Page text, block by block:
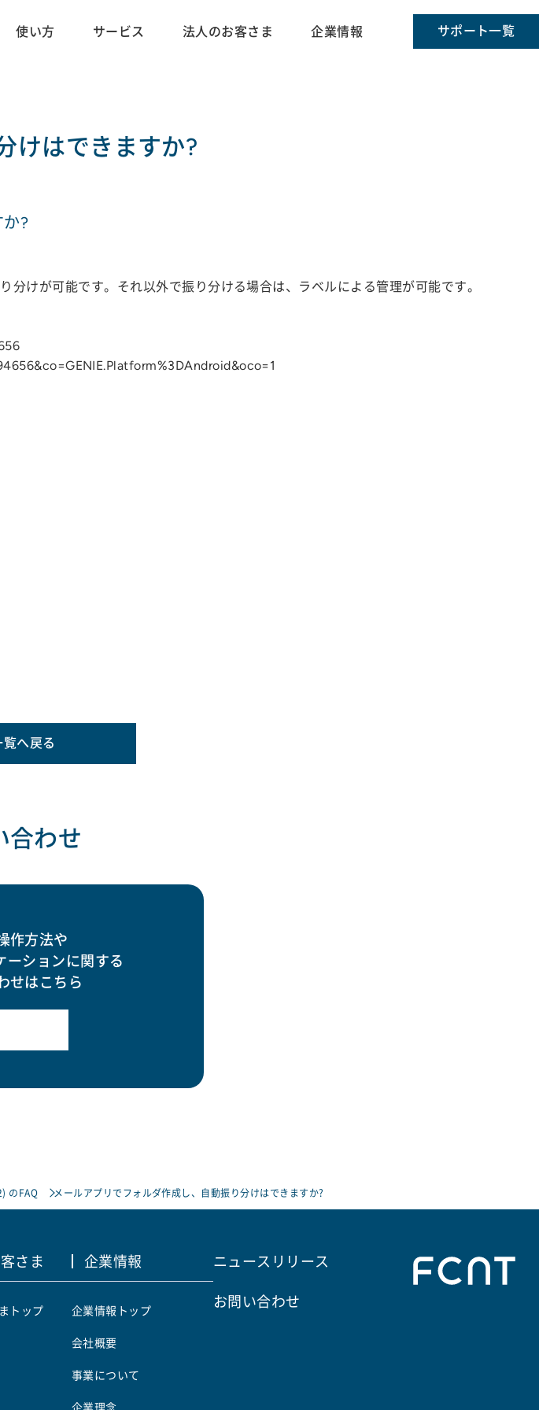
使い方 サービス 法人のお客さま 企業情報 サポート一覧
けはできますか?
?
けが可能です。それ以外で振り分ける場合は、ラベルによる管理が可能です。
へ戻る
合わせ
作方法や
ーションに関する
せはこちら
のFAQ メールアプリでフォルダ作成し、自動振り分けはできますか?
さま
トップ
企業情報
企業情報トップ
会社概要
事業について
企業理念
ニュースリリース
お問い合わせ